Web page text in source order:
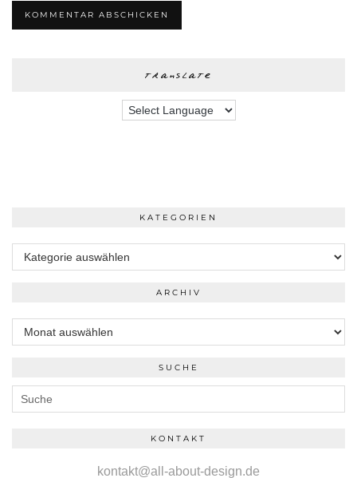
translate
KATEGORIEN
Kategorien
ARCHIV
Archiv
SUCHE
KONTAKT
kontakt@all-about-design.de